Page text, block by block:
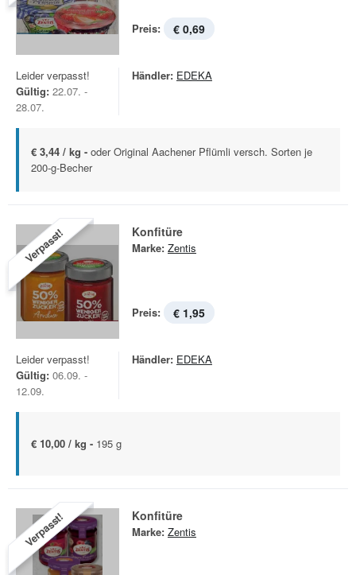
Preis: € 0,69
Leider verpasst!
Gültig: 22.07. -
28.07.
Händler: EDEKA
€ 3,44 / kg - oder Original Aachener Pflümli versch. Sorten je
200-g-Becher
Verpasst! Konfitüre
Marke: Zentis
Preis: € 1,95
Leider verpasst!
Gültig: 06.09. -
12.09.
Händler: EDEKA
€ 10,00 / kg - 195 g
Verpasst! Konfitüre
Marke: Zentis